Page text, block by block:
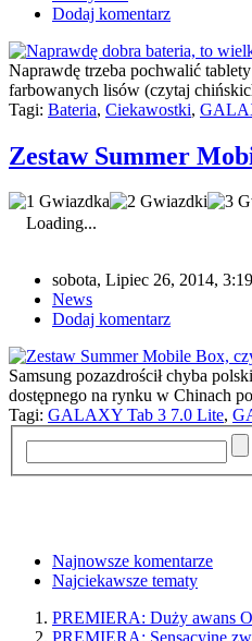
Dodaj komentarz
Naprawdę trzeba pochwalić
farbowanych lisów (czytaj
Tagi: Bateria, Ciekawostki,
Zestaw Summer
Loading...
sobota, Lipiec 26, 2014, 3:19
News
Dodaj komentarz
Samsung pozazdrościł chyba
dostępnego na rynku w Chinach
Tagi: GALAXY Tab 3 7.0 Lite,
Najnowsze komentarze
Najciekawsze tematy
PREMIERA: Duży awans
PREMIERA: Sensacyjne